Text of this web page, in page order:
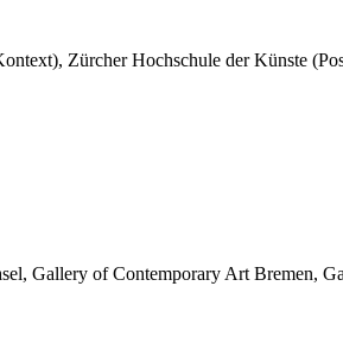
Zürcher Hochschule der Künste
Gallery of Contemporary Art Bremen,